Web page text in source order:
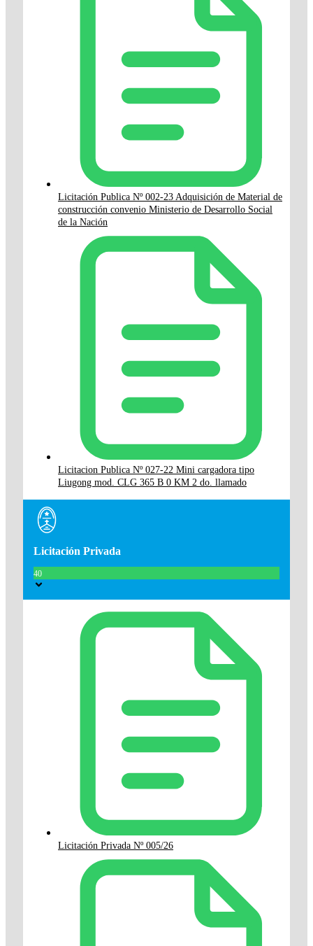
Licitación Publica Nº 002-23 Adquisición de Material de
construcción convenio Ministerio de Desarrollo Social
de la Nación
Licitacion Publica Nº 027-22 Mini cargadora tipo
Liugong mod. CLG 365 B 0 KM 2 do. llamado
Licitación Privada
40
Licitación Privada Nº 005/26